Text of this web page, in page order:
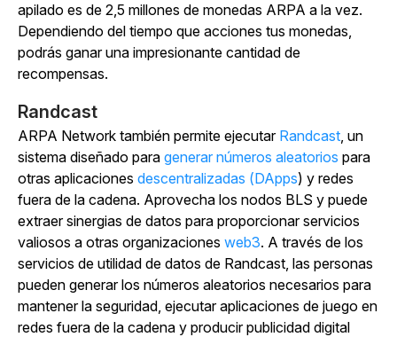
apilado es de 2,5 millones de monedas ARPA a la vez.
Dependiendo del tiempo que acciones tus monedas,
podrás ganar una impresionante cantidad de
recompensas.
Randcast
ARPA Network también permite ejecutar Randcast, un
sistema diseñado para generar números aleatorios para
otras aplicaciones descentralizadas (DApps) y redes
fuera de la cadena. Aprovecha los nodos BLS y puede
extraer sinergias de datos para proporcionar servicios
valiosos a otras organizaciones web3. A través de los
servicios de utilidad de datos de Randcast, las personas
pueden generar los números aleatorios necesarios para
mantener la seguridad, ejecutar aplicaciones de juego en
redes fuera de la cadena y producir publicidad digital